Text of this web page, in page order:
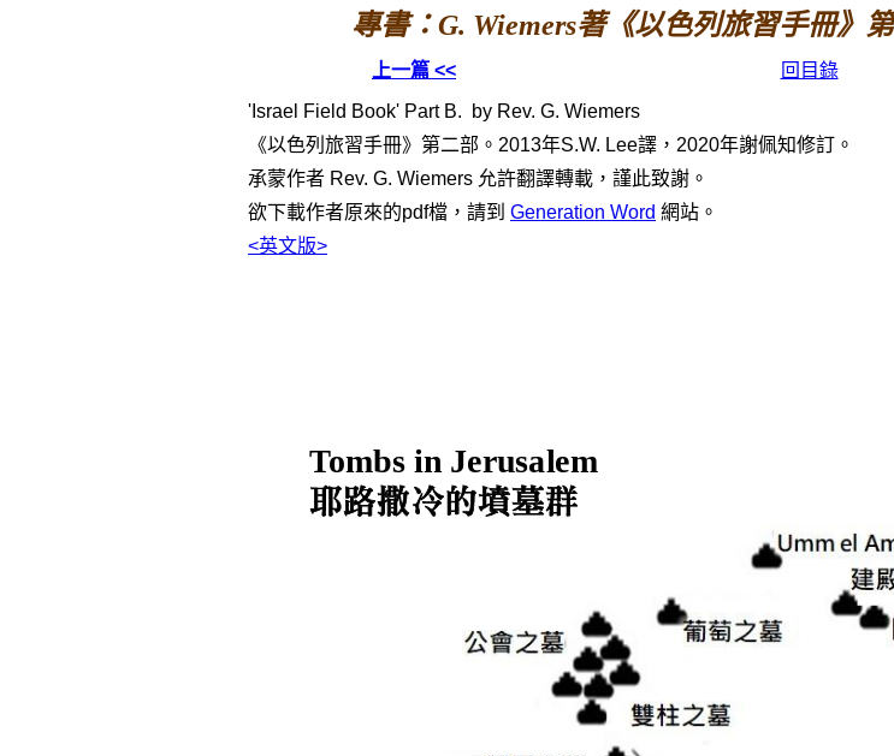
專書：G. Wiemers著《以色列旅習手冊》
上一篇 << 回目錄
'Israel Field Book' Part B. by Rev. G. Wiemers
《以色列旅習手冊》第二部。2013年S.W. Lee譯，2020年謝佩知修訂。
承蒙作者 Rev. G. Wiemers 允許翻譯轉載，謹此致謝。
欲下載作者原來的pdf檔，請到 Generation Word 網站。
<英文版>